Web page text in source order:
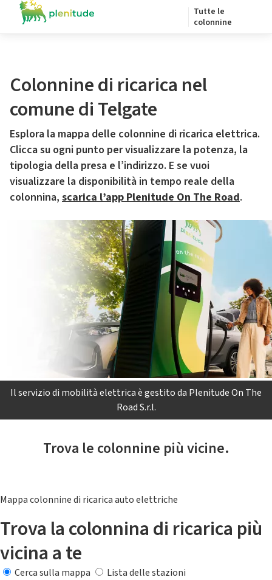
Tutte le
colonnine
Colonnine di ricarica nel
comune di Telgate
Esplora la mappa delle colonnine di ricarica elettrica.
Clicca su ogni punto per visualizzare la potenza, la
tipologia della presa e l’indirizzo. E se vuoi
visualizzare la disponibilità in tempo reale della
colonnina, scarica l’app Plenitude On The Road.
Il servizio di mobilità elettrica è gestito da Plenitude On The
Road S.r.l.
Trova le colonnine più vicine.
Mappa colonnine di ricarica auto elettriche
Trova la colonnina di ricarica più
vicina a te
Cerca sulla mappa
Lista delle stazioni